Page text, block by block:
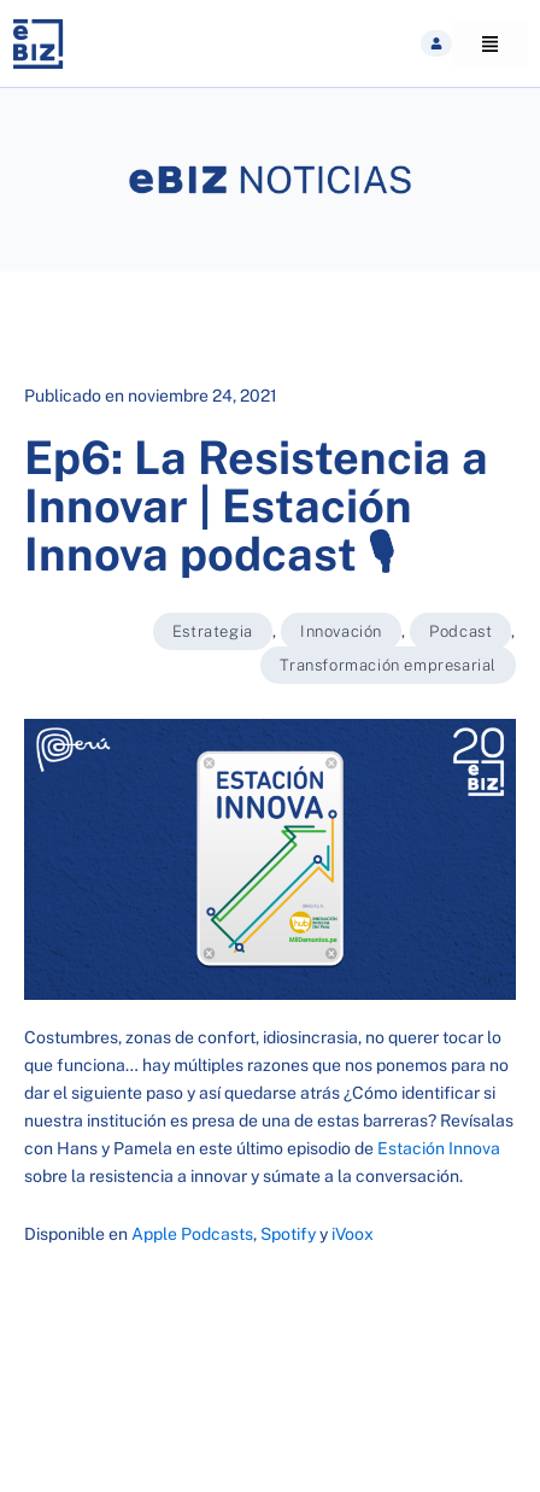
content
Publicado en noviembre 24, 2021
Ep6: La Resistencia a
Innovar | Estación
Innova podcast 🎙️
Estrategia , Innovación , Podcast
,
Transformación empresarial
Costumbres, zonas de confort, idiosincrasia, no querer tocar lo
que funciona… hay múltiples razones que nos ponemos para no
dar el siguiente paso y así quedarse atrás ¿Cómo identificar si
nuestra institución es presa de una de estas barreras? Revísalas
con Hans y Pamela en este último episodio de Estación Innova
sobre la resistencia a innovar y súmate a la conversación.
Disponible en Apple Podcasts, Spotifyy iVoox